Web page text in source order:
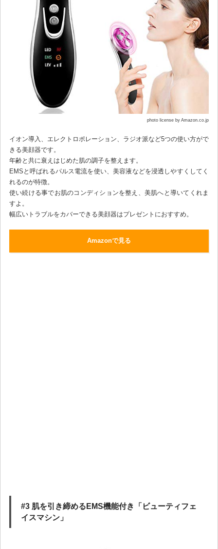
photo license by Amazon.co.jp
イオン導入、エレクトロポレーション、ラジオ派など5つの使い方がで
きる美顔器です。
年齢と共に衰えはじめた肌の調子を整えます。
EMSと呼ばれるパルス電流を使い、美容液などを浸透しやすくしてく
れるのが特徴。
使い続ける事でお肌のコンディションを整え、美肌へと導いてくれま
すよ。
幅広いトラブルをカバーできる美顔器はプレゼントにおすすめ。
Amazonで見る
#3 肌を引き締めるEMS機能付き「ビューティフェ
イスマシン」